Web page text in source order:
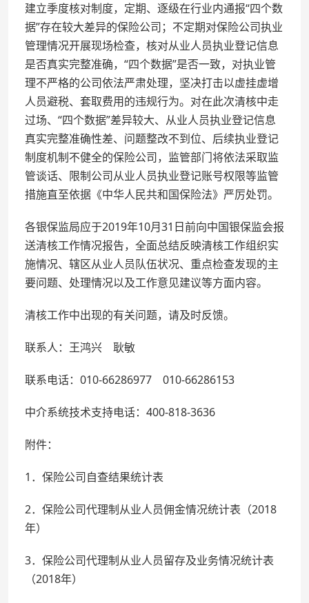
建立季度核对制度，定期、逐级在行业内通报“四个数
据”存在较大差异的保险公司；不定期对保险公司执业
管理情况开展现场检查，核对从业人员执业登记信息
是否真实完整准确，“四个数据”是否一致，对执业管
理不严格的公司依法严肃处理，坚决打击以虚挂虚增
人员避税、套取费用的违规行为。对在此次清核中走
过场、“四个数据”差异较大、从业人员执业登记信息
真实完整准确性差、问题整改不到位、后续执业登记
制度机制不健全的保险公司，监管部门将依法采取监
管谈话、限制公司从业人员执业登记账号权限等监管
措施直至依据《中华人民共和国保险法》严厉处罚。
各银保监局应于2019年10月31日前向中国银保监会报
送清核工作情况报告，全面总结反映清核工作组织实
施情况、辖区从业人员队伍状况、重点检查发现的主
要问题、处理情况以及工作意见建议等方面内容。
清核工作中出现的有关问题，请及时反馈。
联系人：王鸿兴 耿敏
联系电话：010-66286977 010-66286153
中介系统技术支持电话：400-818-3636
附件：
1．保险公司自查结果统计表
2．保险公司代理制从业人员佣金情况统计表（2018
年）
3．保险公司代理制从业人员留存及业务情况统计表
（2018年）